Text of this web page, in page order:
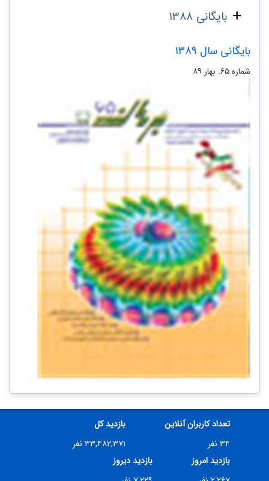
بایگانی 1388
بایگانی سال 1389
شماره‌ ۶۵. بهار ۸۹
تعداد کاربران آنلاین
۳۴ نفر
بازدید کل
۳۳,۴۸۲,۳۷۱ نفر
بازدید امروز
بازدید دیروز